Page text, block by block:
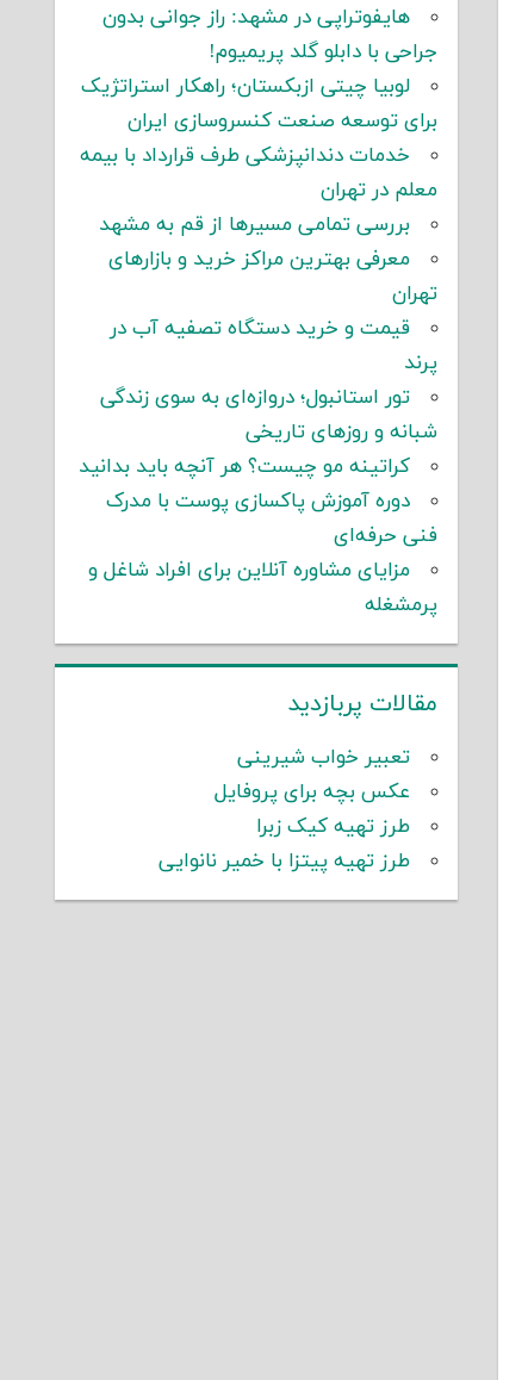
هایفوتراپی در مشهد: راز جوانی بدون
جراحی با دابلو گلد پریمیوم!
لوبیا چیتی ازبکستان؛ راهکار استراتژیک
برای توسعه صنعت کنسروسازی ایران
خدمات دندانپزشکی طرف قرارداد با بیمه
معلم در تهران
بررسی تمامی مسیرها از قم به مشهد
معرفی بهترین مراکز خرید و بازارهای
تهران
قیمت و خرید دستگاه تصفیه آب در
پرند
تور استانبول؛ دروازه‌ای به سوی زندگی
شبانه و روزهای تاریخی
کراتینه مو چیست؟ هر آنچه باید بدانید
دوره آموزش پاکسازی پوست با مدرک
فنی حرفه‌ای
مزایای مشاوره آنلاین برای افراد شاغل و
پرمشغله
مقالات پربازدید
تعبیر خواب شیرینی
عکس بچه برای پروفایل
طرز تهیه کیک زبرا
طرز تهیه پیتزا با خمیر نانوایی